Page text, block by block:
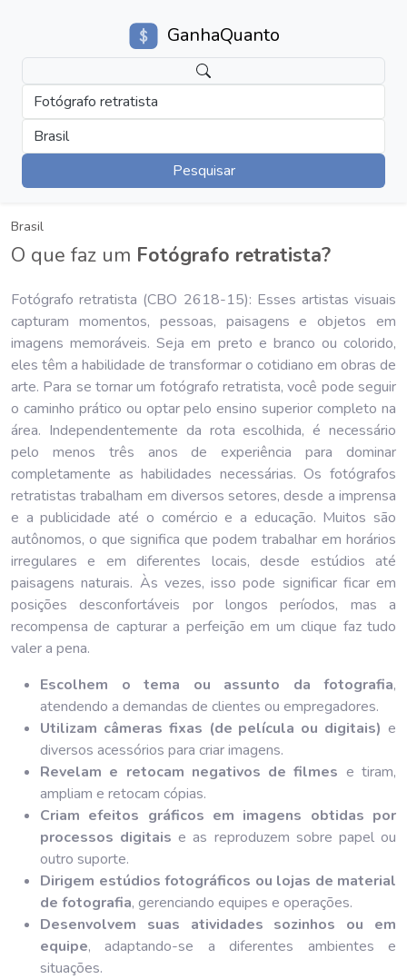
GanhaQuanto
Fotógrafo retratista
Brasil
Pesquisar
Brasil
O que faz um Fotógrafo retratista?
Fotógrafo retratista (CBO 2618-15): Esses artistas visuais
capturam momentos, pessoas, paisagens e objetos em
imagens memoráveis. Seja em preto e branco ou colorido,
eles têm a habilidade de transformar o cotidiano em obras de
arte. Para se tornar um fotógrafo retratista, você pode seguir
o caminho prático ou optar pelo ensino superior completo na
área. Independentemente da rota escolhida, é necessário
pelo menos três anos de experiência para dominar
completamente as habilidades necessárias. Os fotógrafos
retratistas trabalham em diversos setores, desde a imprensa
e a publicidade até o comércio e a educação. Muitos são
autônomos, o que significa que podem trabalhar em horários
irregulares e em diferentes locais, desde estúdios até
paisagens naturais. Às vezes, isso pode significar ficar em
posições desconfortáveis por longos períodos, mas a
recompensa de capturar a perfeição em um clique faz tudo
valer a pena.
Escolhem o tema ou assunto da fotografia,
atendendo a demandas de clientes ou empregadores.
Utilizam câmeras fixas (de película ou digitais) e
diversos acessórios para criar imagens.
Revelam e retocam negativos de filmes e tiram,
ampliam e retocam cópias.
Criam efeitos gráficos em imagens obtidas por
processos digitais e as reproduzem sobre papel ou
outro suporte.
Dirigem estúdios fotográficos ou lojas de material
de fotografia, gerenciando equipes e operações.
Desenvolvem suas atividades sozinhos ou em
equipe, adaptando-se a diferentes ambientes e
situações.